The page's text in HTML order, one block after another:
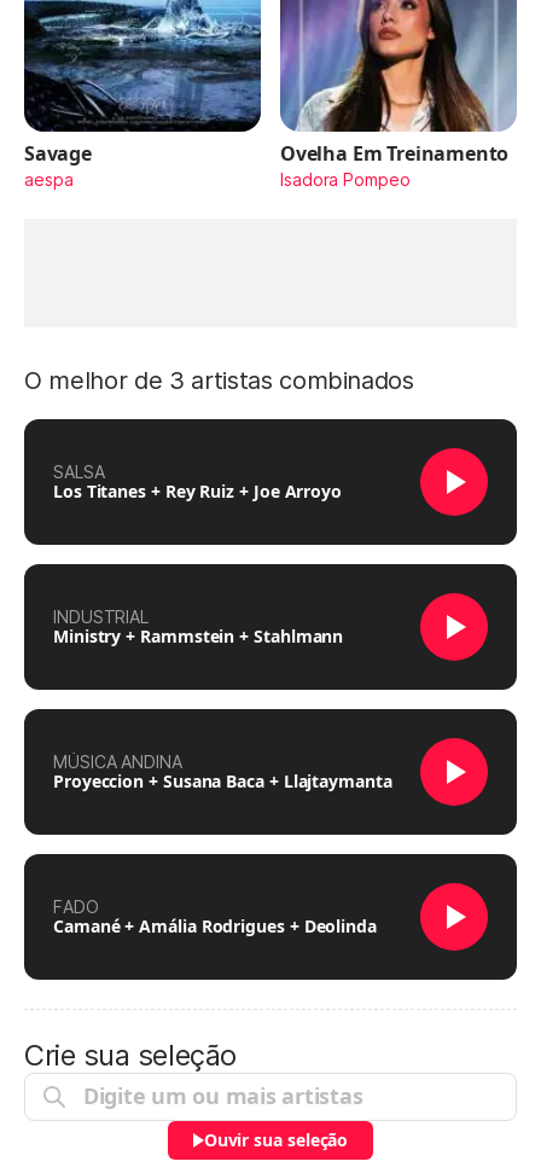
Savage
aespa
Ovelha Em Treinamento
Isadora Pompeo
O melhor de 3 artistas combinados
SALSA
Los Titanes + Rey Ruiz + Joe Arroyo
INDUSTRIAL
Ministry + Rammstein + Stahlmann
MÚSICA ANDINA
Proyeccion + Susana Baca + Llajtaymanta
FADO
Camané + Amália Rodrigues + Deolinda
Crie sua seleção
Ouvir sua seleção